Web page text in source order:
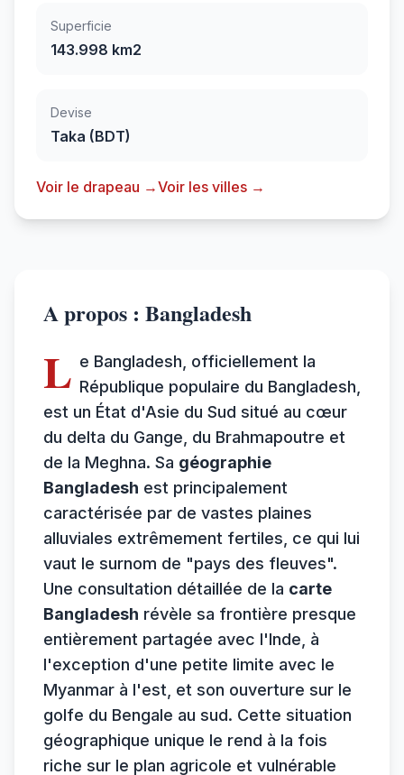
Superficie
143.998 km2
Devise
Taka (BDT)
Voir le drapeau →Voir les villes →
A propos : Bangladesh
L e Bangladesh, officiellement la
République populaire du Bangladesh,
est un État d'Asie du Sud situé au cœur
du delta du Gange, du Brahmapoutre et
de la Meghna. Sa géographie
Bangladesh est principalement
caractérisée par de vastes plaines
alluviales extrêmement fertiles, ce qui lui
vaut le surnom de "pays des fleuves".
Une consultation détaillée de la carte
Bangladesh révèle sa frontière presque
entièrement partagée avec l'Inde, à
l'exception d'une petite limite avec le
Myanmar à l'est, et son ouverture sur le
golfe du Bengale au sud. Cette situation
géographique unique le rend à la fois
riche sur le plan agricole et vulnérable